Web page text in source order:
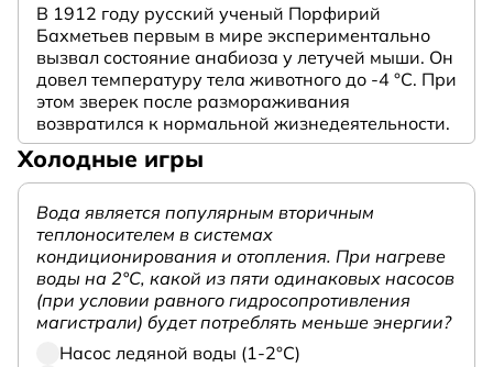
В 1912 году русский ученый Порфирий
Бахметьев первым в мире экспериментально
вызвал состояние анабиоза у летучей мыши. Он
довел температуру тела животного до -4 °C. При
этом зверек после размораживания
возвратился к нормальной жизнедеятельности.
Холодные игры
Вода является популярным вторичным
теплоносителем в системах
кондиционирования и отопления. При нагреве
воды на 2°С, какой из пяти одинаковых насосов
(при условии равного гидросопротивления
магистрали) будет потреблять меньше энергии?
Насос ледяной воды (1-2°С)